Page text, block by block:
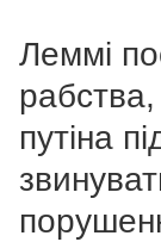
Леммі
рабства
путіна